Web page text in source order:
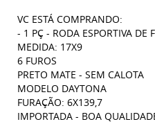
VC ESTÁ COMPRANDO:
- 1 PÇ - RODA ESPORTIVA DE
MEDIDA: 17X9
6 FUROS
PRETO MATE - SEM CALOTA
MODELO DAYTONA
FURAÇÃO: 6X139,7
IMPORTADA - BOA